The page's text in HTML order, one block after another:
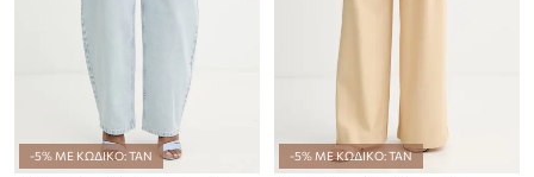
-5% ΜΕ ΚΩΔΙΚΟ: TAN -5% ΜΕ ΚΩΔΙΚΟ: TAN